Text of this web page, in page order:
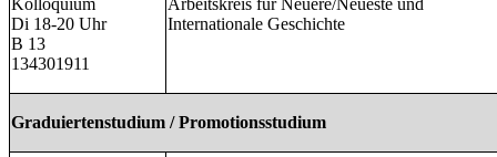
Kolloquium
Di 18-20 Uhr
B 13
134301911
Arbeitskreis für Neuere/Neueste und
Internationale Geschichte
Graduiertenstudium / Promotionsstudium